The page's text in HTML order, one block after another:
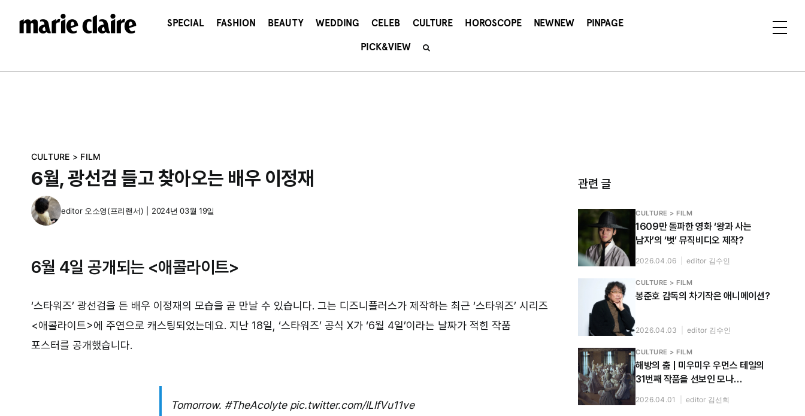
건
SPECIAL FASHION BEAUTY WEDDING CELEB CULTURE HOROSCOPE NEWNEW PINPAGE
PICK&VIEW
CULTURE > FILM
6월, 광선검 들고 찾아오는 배우 이정재
editor 오소영(프리랜서) 2024년 03월 19일
6월 4일 공개되는 <애콜라이트>
‘스타워즈’ 광선검을 든 배우 이정재의 모습을 곧 만날 수 있습니다. 그는 디즈니플러스가 제작하는 최근 ‘스타워즈’ 시리즈
<애콜라이트>에 주연으로 캐스팅되었는데요. 지난 18일, ‘스타워즈’ 공식 X가 ‘6월 4일’이라는 날짜가 적힌 작품
포스터를 공개했습니다.
Tomorrow. #TheAcolyte pic.twitter.com/ILIfVu11ve
관련 글
CULTURE > FILM
1609만 돌파한 영화 ‘왕과 사는
남자’의 ‘벗’ 뮤직비디오 제작?
2026.04.06 editor 김수인
CULTURE > FILM
봉준호 감독의 차기작은 애니메이션?
2026.04.03 editor 김수인
CULTURE > FILM
해방의 춤 | 미우미우 우먼스 테일의
31번째 작품을 선보인 모나
파스트볼드 감독 인터뷰
2026.04.01 editor 김선희